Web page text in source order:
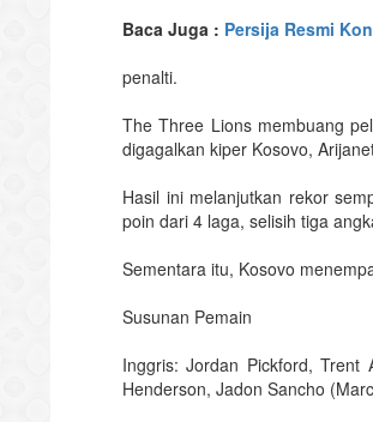
Baca Juga : Persija Resmi
penalti.
The Three Lions membuang
digagalkan kiper Kosovo,
Hasil ini melanjutkan rekor
poin dari 4 laga, selisih tiga
Sementara itu, Kosovo
Susunan Pemain
Inggris: Jordan Pickford, Trent
Henderson, Jadon Sancho